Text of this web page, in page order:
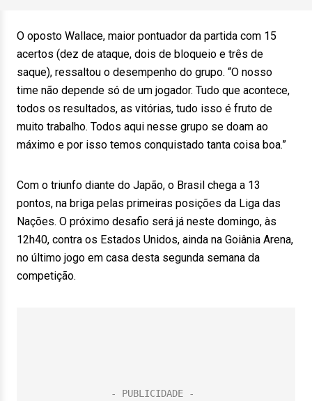
O oposto Wallace, maior pontuador da partida com 15
acertos (dez de ataque, dois de bloqueio e três de
saque), ressaltou o desempenho do grupo. “O nosso
time não depende só de um jogador. Tudo que acontece,
todos os resultados, as vitórias, tudo isso é fruto de
muito trabalho. Todos aqui nesse grupo se doam ao
máximo e por isso temos conquistado tanta coisa boa.”
Com o triunfo diante do Japão, o Brasil chega a 13
pontos, na briga pelas primeiras posições da Liga das
Nações. O próximo desafio será já neste domingo, às
12h40, contra os Estados Unidos, ainda na Goiânia Arena,
no último jogo em casa desta segunda semana da
competição.